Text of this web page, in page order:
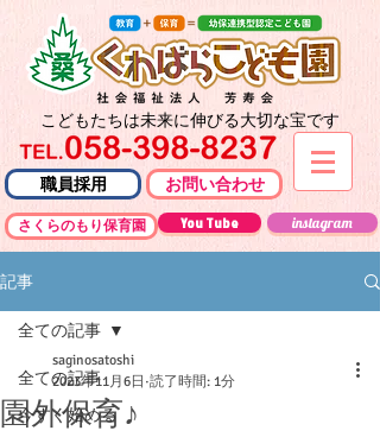
こどもたちは未来に伸びる大切な宝です
職員採用 お問い合わせ
さくらのもり保育園 You Tube instagram
記事
全ての記事
今すぐ始める
全ての記事
園外保育♪
saginosatoshi
2023年11月6日 読了時間: 1分